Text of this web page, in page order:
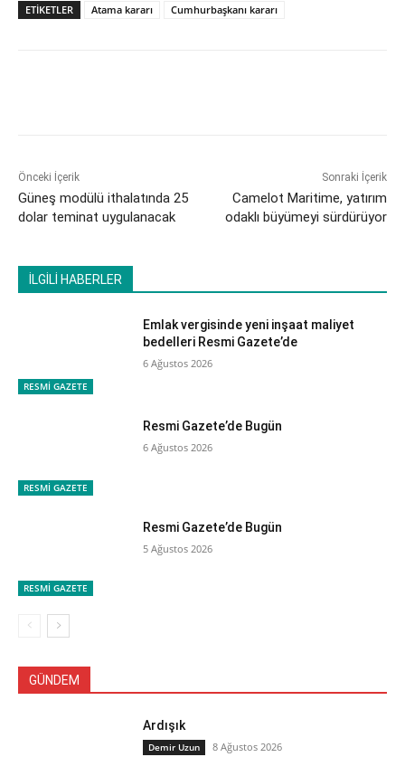
ETİKETLER
Atama kararı Cumhurbaşkanı kararı
Önceki İçerik
Güneş modülü ithalatında 25
dolar teminat uygulanacak
Sonraki İçerik
Camelot Maritime, yatırım
odaklı büyümeyi sürdürüyor
İLGİLİ HABERLER
RESMİ GAZETE
Emlak vergisinde yeni inşaat maliyet
bedelleri Resmi Gazete’de
6 Ağustos 2026
RESMİ GAZETE
Resmi Gazete’de Bugün
6 Ağustos 2026
RESMİ GAZETE
Resmi Gazete’de Bugün
5 Ağustos 2026
GÜNDEM
Ardışık
Demir Uzun 8 Ağustos 2026